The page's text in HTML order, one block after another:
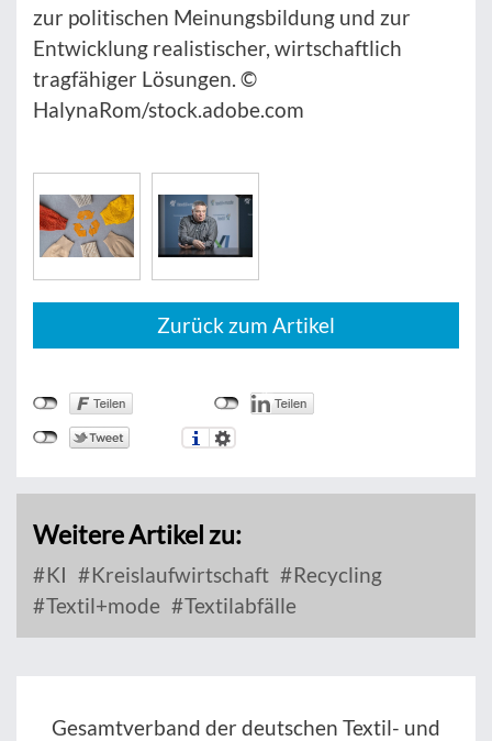
zur politischen Meinungsbildung und zur
Entwicklung realistischer, wirtschaftlich
tragfähiger Lösungen. ©
HalynaRom/stock.adobe.com
Zurück zum Artikel
Weitere Artikel zu:
KI Kreislaufwirtschaft
Recycling
Textil+mode
Textilabfälle
Gesamtverband der deutschen Textil- und